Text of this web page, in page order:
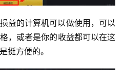
益的计算机可以做使用，可以
，或者是你的收益都可以在这
挺方便的。